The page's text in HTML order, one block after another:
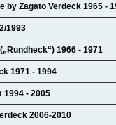
by Zagato Verdeck 1965 -
1993
1966 - 1971
1971 - 1994
1994 - 2005
2006-2010